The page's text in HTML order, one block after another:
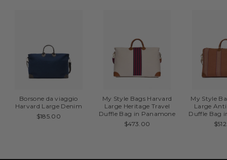
Borsone da viaggio
Harvard Large Denim
$185.00
My Style Bags Harvard
Large Heritage Travel
Duffle Bag in Panamone
$473.00
My Style
Large
Duffle Bag